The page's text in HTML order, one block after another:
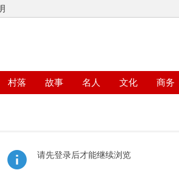
村落 故事 名人 文化 商务
请先登录后才能继续浏览